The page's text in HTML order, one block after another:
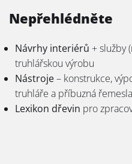
Nepřehlédněte
Návrhy interiérů + služby
truhlářskou výrobu
Nástroje– konstrukce,
truhláře a příbuzná
Lexikon dřevin pro